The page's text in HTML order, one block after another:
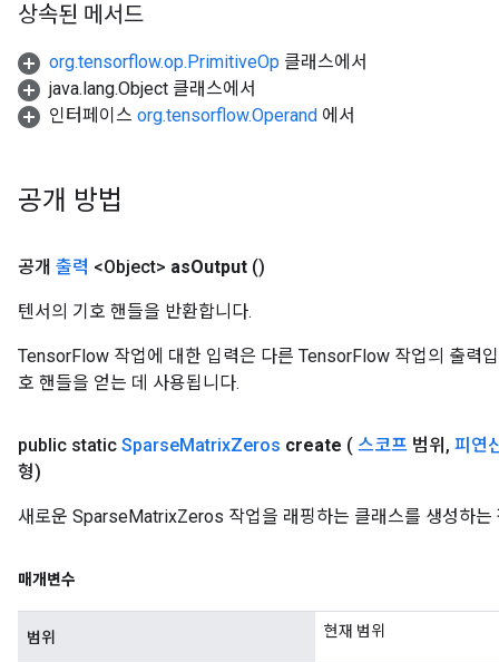
상속된 메서드
org.tensorflow.op.PrimitiveOp 클래스에서
java.lang.Object 클래스에서
인터페이스 org.tensorflow.Operand 에서
공개 방법
공개 출력 <Object> asOutput ()
텐서의 기호 핸들을 반환합니다.
TensorFlow 작업에 대한 입력은 다른 TensorFlow 작업의 출력
호 핸들을 얻는 데 사용됩니다.
public static SparseMatrixZeros create ( 스코프 범위 , 피연
형)
새로운 SparseMatrixZeros 작업을 래핑하는 클래스를 생성하는
매개변수
범위 현재 범위